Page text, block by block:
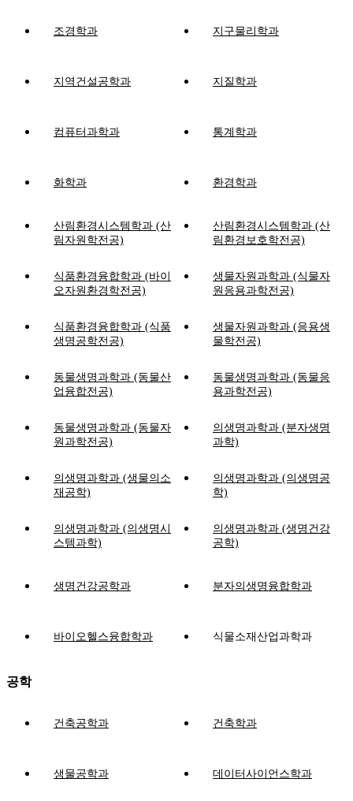
조경학과 지구물리학과
지역건설공학과 지질학과
컴퓨터과학과 통계학과
화학과 환경학과
산림환경시스템학과 (산
림자원학전공)
산림환경시스템학과 (산
림환경보호학전공)
식품환경융합학과 (바이
오자원환경학전공)
생물자원과학과 (식물자
원응용과학전공)
식품환경융합학과 (식품
생명공학전공)
생물자원과학과 (응용생
물학전공)
동물생명과학과 (동물산
업융합전공)
동물생명과학과 (동물응
용과학전공)
동물생명과학과 (동물자
원과학전공)
의생명과학과 (분자생명
과학)
의생명과학과 (생물의소
재공학)
의생명과학과 (의생명공
학)
의생명과학과 (의생명시
스템과학)
의생명과학과 (생명건강
공학)
생명건강공학과 분자의생명융합학과
바이오헬스융합학과 식물소재산업과학과
공학
건축공학과 건축학과
생물공학과 데이터사이언스학과